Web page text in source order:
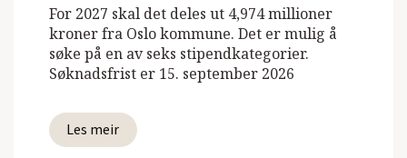
For 2027 skal det deles ut 4,974 millioner
kroner fra Oslo kommune. Det er mulig å
søke på en av seks stipendkategorier.
Søknadsfrist er 15. september 2026
Les meir